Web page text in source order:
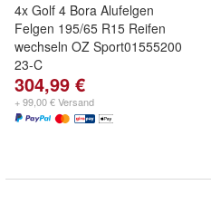
4x Golf 4 Bora Alufelgen
Felgen 195/65 R15 Reifen
wechseln OZ Sport01555200
23-C
304,99 €
+ 99,00 € Versand